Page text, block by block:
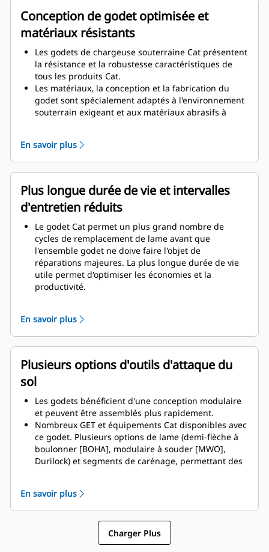
Conception de godet optimisée et
matériaux résistants
Les godets de chargeuse souterraine Cat présentent
la résistance et la robustesse caractéristiques de
tous les produits Cat.
Les matériaux, la conception et la fabrication du
godet sont spécialement adaptés à l'environnement
souterrain exigeant et aux matériaux abrasifs à
épaisseurs confère à l'ensemble godet une
résistance et une rigidité supérieures, ce qui facilite
la pose et la dépose de la lame.
Un matériau de qualité supérieure est utilisé pour
les composants de l'ensemble godet.
En savoir plus
Plus longue durée de vie et intervalles
d'entretien réduits
Le godet Cat permet un plus grand nombre de
cycles de remplacement de lame avant que
l'ensemble godet ne doive faire l'objet de
réparations majeures. La plus longue durée de vie
utile permet d'optimiser les économies et la
productivité.
godet plus résistant et un poids équilibré pour un
rendement global accru de la machine.
Les GET Cat offrent également de grands avantages
concurrentiels.
En savoir plus
Plusieurs options d'outils d'attaque du
sol
Les godets bénéficient d'une conception modulaire
et peuvent être assemblés plus rapidement.
Nombreux GET et équipements Cat disponibles avec
ce godet. Plusieurs options de lame (demi-flèche à
boulonner [BOHA], modulaire à souder [MWO],
Durilock) et segments de carénage, permettant des
dessus l'arrière du godet et diminue ainsi le risque
d'endommagement de la flèche/du bras de
manutention et des composants.
Caterpillar propose le godet et une suite complète
d'options de GET. Caterpillar et nos concessionnaires
En savoir plus
Charger Plus